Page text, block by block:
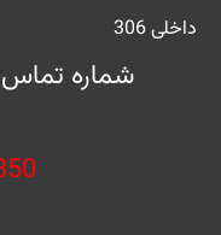
داخلی 306
شماره